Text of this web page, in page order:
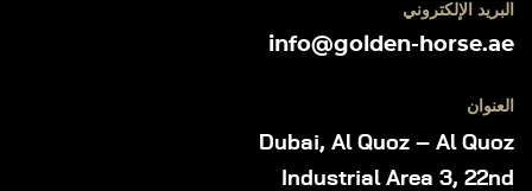
البريد الإلكتروني
info@golden-horse.ae
العنوان
Dubai, Al Quoz – Al Quoz
Industrial Area 3, 22nd